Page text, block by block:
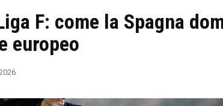
F: come la Spagna
europeo